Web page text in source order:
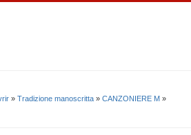
» Tradizione manoscritta » CANZONIERE M »